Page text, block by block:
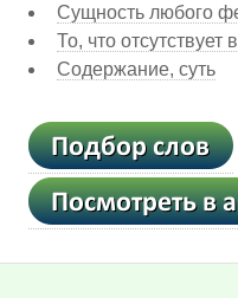
Сущность любого
То, что отсутствует
Содержание, суть